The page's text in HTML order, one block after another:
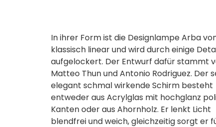
In ihrer Form ist die Designlampe Arba
klassisch linear und wird durch einige
aufgelockert. Der Entwurf dafür stammt
Matteo Thun und Antonio Rodriguez. Der
elegant schmal wirkende Schirm besteht
entweder aus Acrylglas mit hochglanz
Kanten oder aus Ahornholz. Er lenkt Licht
blendfrei und weich, gleichzeitig sorgt er